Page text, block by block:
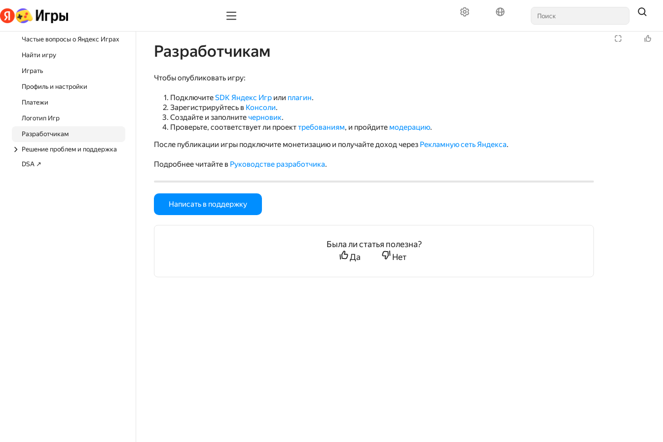
Частые вопросы о Яндекс Играх
Найти игру
Играть
Профиль и настройки
Платежи
Логотип Игр
Разработчикам
Решение проблем и поддержка
DSA ↗
Разработчикам
Чтобы опубликовать игру:
ПодключитеSDK Яндекс Игр или плагин.
Зарегистрируйтесь в Консоли.
Создайте и заполните черновик.
Проверьте, соответствует ли проекттребованиям, и пройдите модерацию.
После публикации игры подключите монетизацию и получайте доход через Рекламную сеть Яндекса.
Подробнее читайте в Руководстве разработчика.
Написать в поддержку
Была ли статья полезна?
Да
Нет